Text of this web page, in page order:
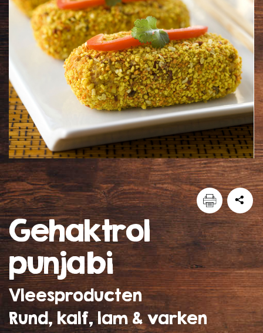
gehaktrol
punjabi
Vleesproducten
Rund, kalf, lam & varken